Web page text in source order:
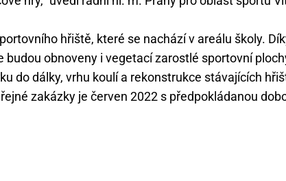
hřiště, které se nachází v areálu školy.
obnoveny i vegetací zarostlé sportovní
do dálky, vrhu koulí a rekonstrukce stávajících
zakázky je červen 2022 s předpokládanou